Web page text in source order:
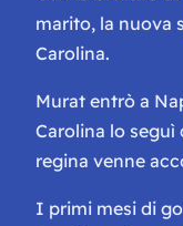
marito, la nuova
Carolina.
Murat entrò a
Carolina lo
regina venne
I primi mesi di